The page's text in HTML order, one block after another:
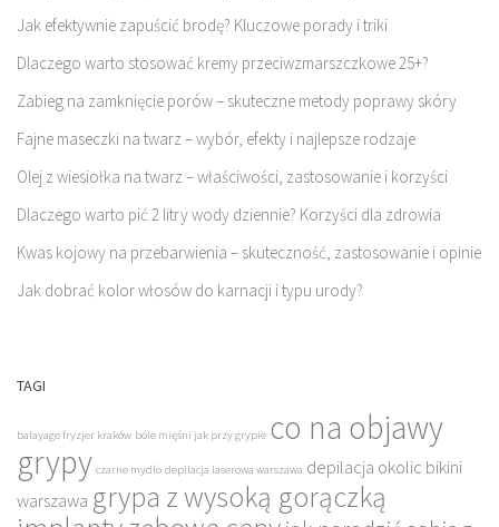
Jak efektywnie zapuścić brodę? Kluczowe porady i triki
Dlaczego warto stosować kremy przeciwzmarszczkowe 25+?
Zabieg na zamknięcie porów – skuteczne metody poprawy skóry
Fajne maseczki na twarz – wybór, efekty i najlepsze rodzaje
Olej z wiesiołka na twarz – właściwości, zastosowanie i korzyści
Dlaczego warto pić 2 litry wody dziennie? Korzyści dla zdrowia
Kwas kojowy na przebarwienia – skuteczność, zastosowanie i opinie
Jak dobrać kolor włosów do karnacji i typu urody?
TAGI
balayage fryzjer kraków bóle mięśni jak przy grypie co na objawy
grypy czarne mydło depilacja laserowa warszawa depilacja okolic bikini
warszawa grypa z wysoką gorączką